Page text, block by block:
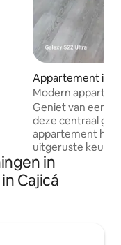
Appartement in
Modern
Geniet van een
deze centraal
appartement
uitgeruste
woonkamer die
omgebouwd tot
slaapkamers, 2
in
Cajicá